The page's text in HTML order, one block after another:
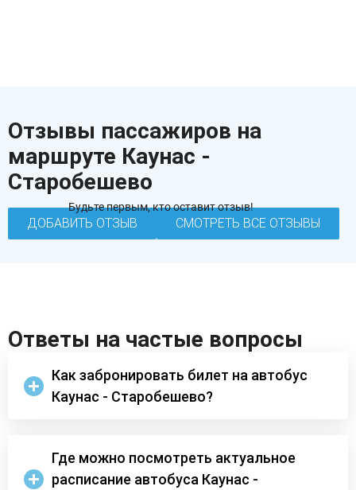
Отзывы пассажиров на
маршруте Каунас -
Старобешево
Будьте первым, кто оставит отзыв!
ДОБАВИТЬ ОТЗЫВ СМОТРЕТЬ ВСЕ ОТЗЫВЫ
Ответы на частые вопросы
Как забронировать билет на автобус
Каунас - Старобешево?
Где можно посмотреть актуальное
расписание автобуса Каунас -